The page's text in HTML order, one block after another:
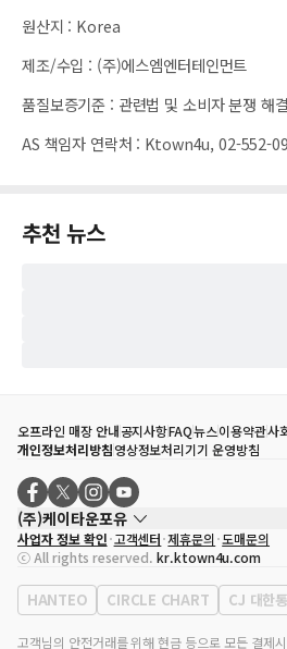
원산지 : Korea
제조/수입 : (주)에스엠엔터테인먼트
품질보증기준 : 관련법 및 소비자 분쟁 해
AS 책임자 연락처 : Ktown4u, 02-552-
추천 뉴스
오프라인 매장 안내공지사항FAQ뉴스이용약관사
개인정보처리방침영상정보처리기기 운영방침
(주)케이타운포유
대표자
송효민
사업자등록번호
120-87-71116
통신판매업 신고번호 제2011-서울강남-02223
대표전화
02-552-9855
사업자 정보 확인 고객센터 제휴문의 도매문의
ⓒ All rights reserved. kr.ktown4u.com
HANTEO CIRCLE CHART CJ 대한
고객님의 안전거래를 위해 현금 등으로 모든 결제